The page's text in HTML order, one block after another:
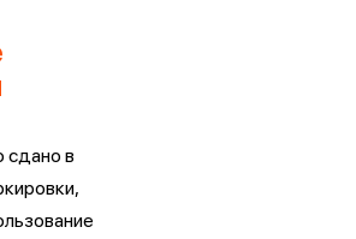
сдано в